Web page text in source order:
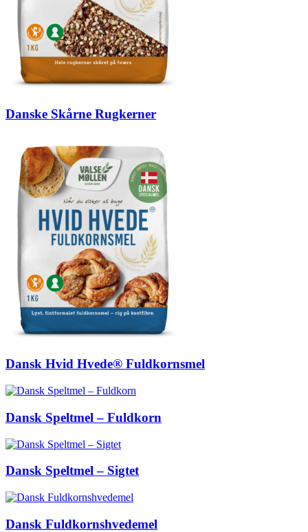
Danske Skårne Rugkerner
Dansk Hvid Hvede® Fuldkornsmel
Dansk Speltmel – Fuldkorn
Dansk Speltmel – Sigtet
Dansk Fuldkornshvedemel